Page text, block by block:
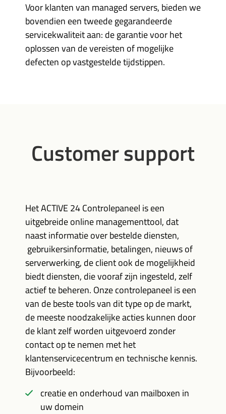
Voor klanten van managed servers, bieden we
bovendien een tweede gegarandeerde
servicekwaliteit aan: de garantie voor het
oplossen van de vereisten of mogelijke
defecten op vastgestelde tijdstippen.
Customer support
Het ACTIVE 24 Controlepaneel is een
uitgebreide online managementtool, dat
naast informatie over bestelde diensten,
gebruikersinformatie, betalingen, nieuws of
serverwerking, de client ook de mogelijkheid
biedt diensten, die vooraf zijn ingesteld, zelf
actief te beheren. Onze controlepaneel is een
van de beste tools van dit type op de markt,
de meeste noodzakelijke acties kunnen door
de klant zelf worden uitgevoerd zonder
contact op te nemen met het
klantenservicecentrum en technische kennis.
Bijvoorbeeld:
creatie en onderhoud van mailboxen in
uw domein